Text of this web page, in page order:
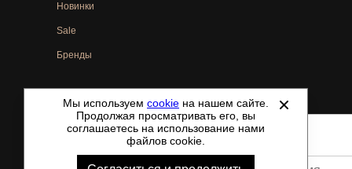
Новинки
Sale
Бренды
©2021-2026 - ShoesTown.ru - все права защищены.
Мы используем cookie на нашем сайте.
Продолжая просматривать его, вы
соглашаетесь на использование нами
файлов cookie.